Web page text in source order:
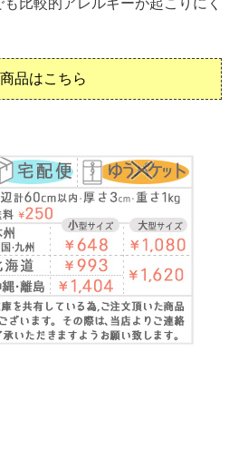
比較的アレルギーが起こりにく
品はこちら